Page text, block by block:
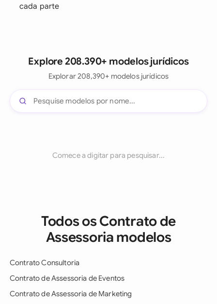
cada parte
Explore 208.390+ modelos jurídicos
Explorar 208,390+ modelos jurídicos
Comece a digitar para pesquisar...
Todos os Contrato de
Assessoria modelos
Contrato Consultoria
Contrato de Assessoria de Eventos
Contrato de Assessoria de Marketing